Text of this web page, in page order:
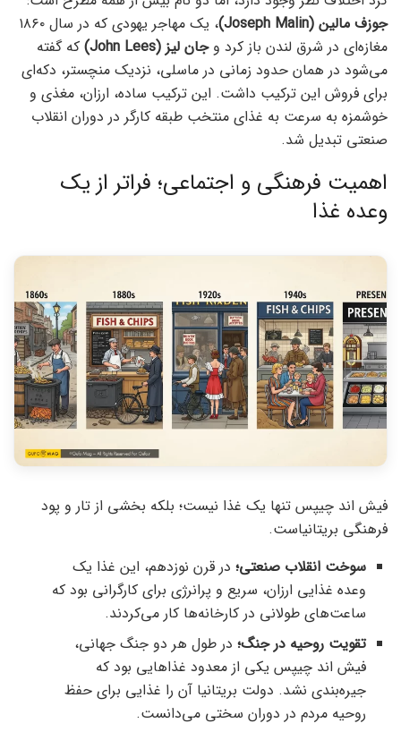
جوزف مالین (Joseph Malin)
، یک مهاجر یهودی که در سال ۱۸۶۰
مغازه‌ای در شرق لندن باز کرد وجان لیز (John Lees)
که گفته
می‌شود در همان حدود زمانی در ماسلی، نزدیک منچستر، دکه‌ای
برای فروش این ترکیب داشت. این ترکیب ساده، ارزان، مغذی و
خوشمزه به سرعت به غذای منتخب طبقه کارگر در دوران انقلاب
صنعتی تبدیل شد.
اهمیت فرهنگی و اجتماعی؛ فراتر از یک
وعده غذا
فیش اند چیپس تنها یک غذا نیست؛ بلکه بخشی از تار و پود
فرهنگی بریتانیاست.
سوخت انقلاب صنعتی؛ در قرن نوزدهم، این غذا یک
وعده غذایی ارزان، سریع و پرانرژی برای کارگرانی بود که
ساعت‌های طولانی در کارخانه‌ها کار می‌کردند.
تقویت روحیه در جنگ؛ در طول هر دو جنگ جهانی،
فیش اند چیپس یکی از معدود غذاهایی بود که
جیره‌بندی نشد. دولت بریتانیا آن را غذایی برای حفظ
روحیه مردم در دوران سختی می‌دانست.